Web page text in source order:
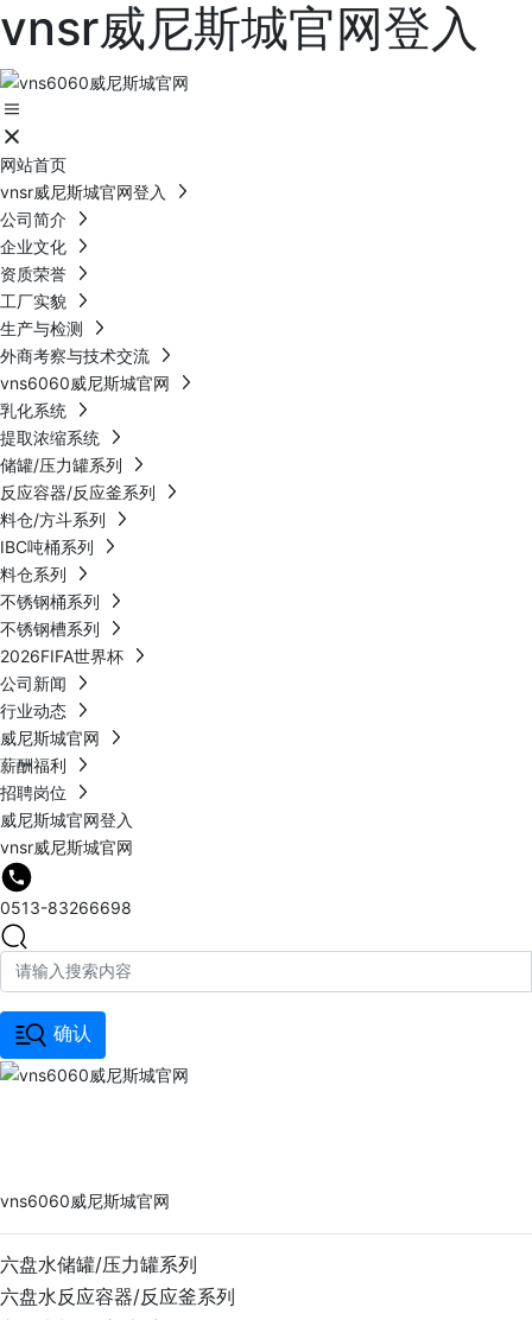
vnsr威尼斯城官网登入
网站首页
vnsr威尼斯城官网登入
公司简介
企业文化
资质荣誉
工厂实貌
生产与检测
外商考察与技术交流
vns6060威尼斯城官网
乳化系统
提取浓缩系统
储罐/压力罐系列
反应容器/反应釜系列
料仓/方斗系列
IBC吨桶系列
料仓系列
不锈钢桶系列
不锈钢槽系列
2026FIFA世界杯
公司新闻
行业动态
威尼斯城官网
薪酬福利
招聘岗位
威尼斯城官网登入
vnsr威尼斯城官网
0513-83266698
确认
vns6060威尼斯城官网
六盘水储罐/压力罐系列
六盘水反应容器/反应釜系列